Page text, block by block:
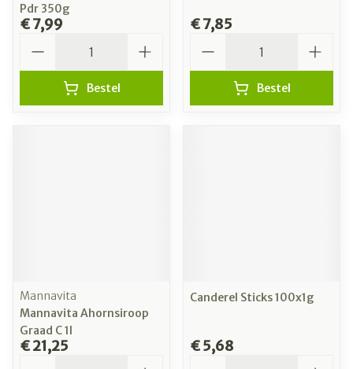
Pdr 350g
€ 7,99
Bestel
€ 7,85
Bestel
Mannavita
Mannavita Ahornsiroop
Graad C 1l
€ 21,25
Canderel Sticks 100x1g
€ 5,68